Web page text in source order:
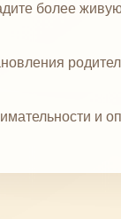
более
и